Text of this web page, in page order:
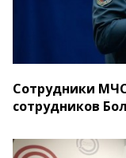
Сотрудники
сотрудников